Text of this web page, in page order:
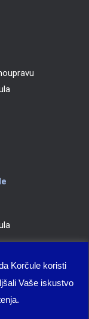
Korčule koristi
Vaše iskustvo